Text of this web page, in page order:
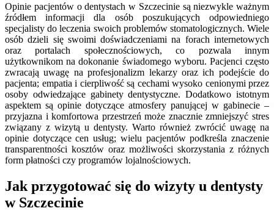
Opinie pacjentów o dentystach w Szczecinie są niezwykle ważnym
źródłem informacji dla osób poszukujących odpowiedniego
specjalisty do leczenia swoich problemów stomatologicznych. Wiele
osób dzieli się swoimi doświadczeniami na forach internetowych
oraz portalach społecznościowych, co pozwala innym
użytkownikom na dokonanie świadomego wyboru. Pacjenci często
zwracają uwagę na profesjonalizm lekarzy oraz ich podejście do
pacjenta; empatia i cierpliwość są cechami wysoko cenionymi przez
osoby odwiedzające gabinety dentystyczne. Dodatkowo istotnym
aspektem są opinie dotyczące atmosfery panującej w gabinecie –
przyjazna i komfortowa przestrzeń może znacznie zmniejszyć stres
związany z wizytą u dentysty. Warto również zwrócić uwagę na
opinie dotyczące cen usług; wielu pacjentów podkreśla znaczenie
transparentności kosztów oraz możliwości skorzystania z różnych
form płatności czy programów lojalnościowych.
Jak przygotować się do wizyty u dentysty
w Szczecinie